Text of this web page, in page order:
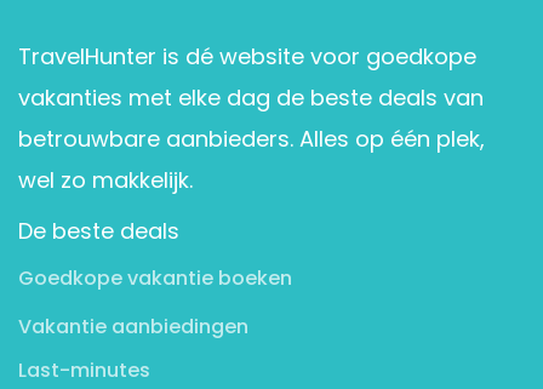
TravelHunter is dé website voor goedkope
vakanties met elke dag de beste deals van
betrouwbare aanbieders. Alles op één plek,
wel zo makkelijk.
De beste deals
Goedkope vakantie boeken
Vakantie aanbiedingen
Last-minutes